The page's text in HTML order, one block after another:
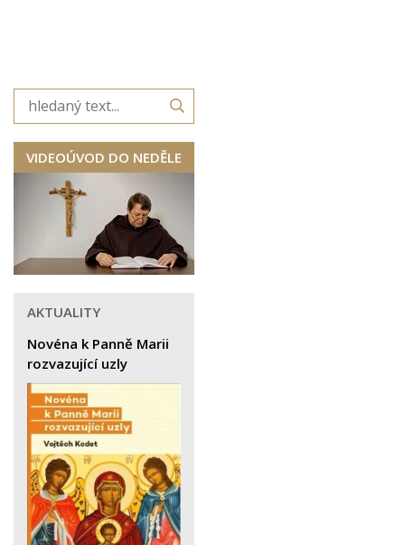
VIDEOÚVOD DO NEDĚLE
AKTUALITY
Novéna k Panně Marii
rozvazující uzly